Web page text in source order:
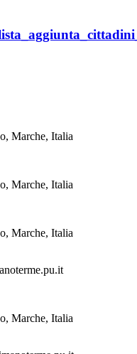
Marche, Italia
Marche, Italia
Marche, Italia
Marche, Italia